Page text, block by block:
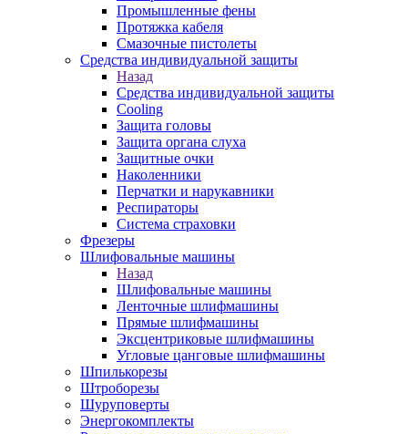
Промышленные фены
Протяжка кабеля
Смазочные пистолеты
Средства индивидуальной защиты
Назад
Средства индивидуальной защиты
Cooling
Защита головы
Защита органа слуха
Защитные очки
Наколенники
Перчатки и нарукавники
Респираторы
Система страховки
Фрезеры
Шлифовальные машины
Назад
Шлифовальные машины
Ленточные шлифмашины
Прямые шлифмашины
Эксцентриковые шлифмашины
Угловые цанговые шлифмашины
Шпилькорезы
Штроборезы
Шуруповерты
Энергокомплекты